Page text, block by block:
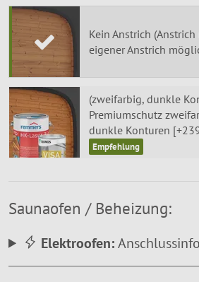
Kein Anstrich
eigener Anstrich
(zweifarbig, dunkle
Premiumschutz
dunkle Konturen
Saunaofen / Beheizung:
Elektroofen: